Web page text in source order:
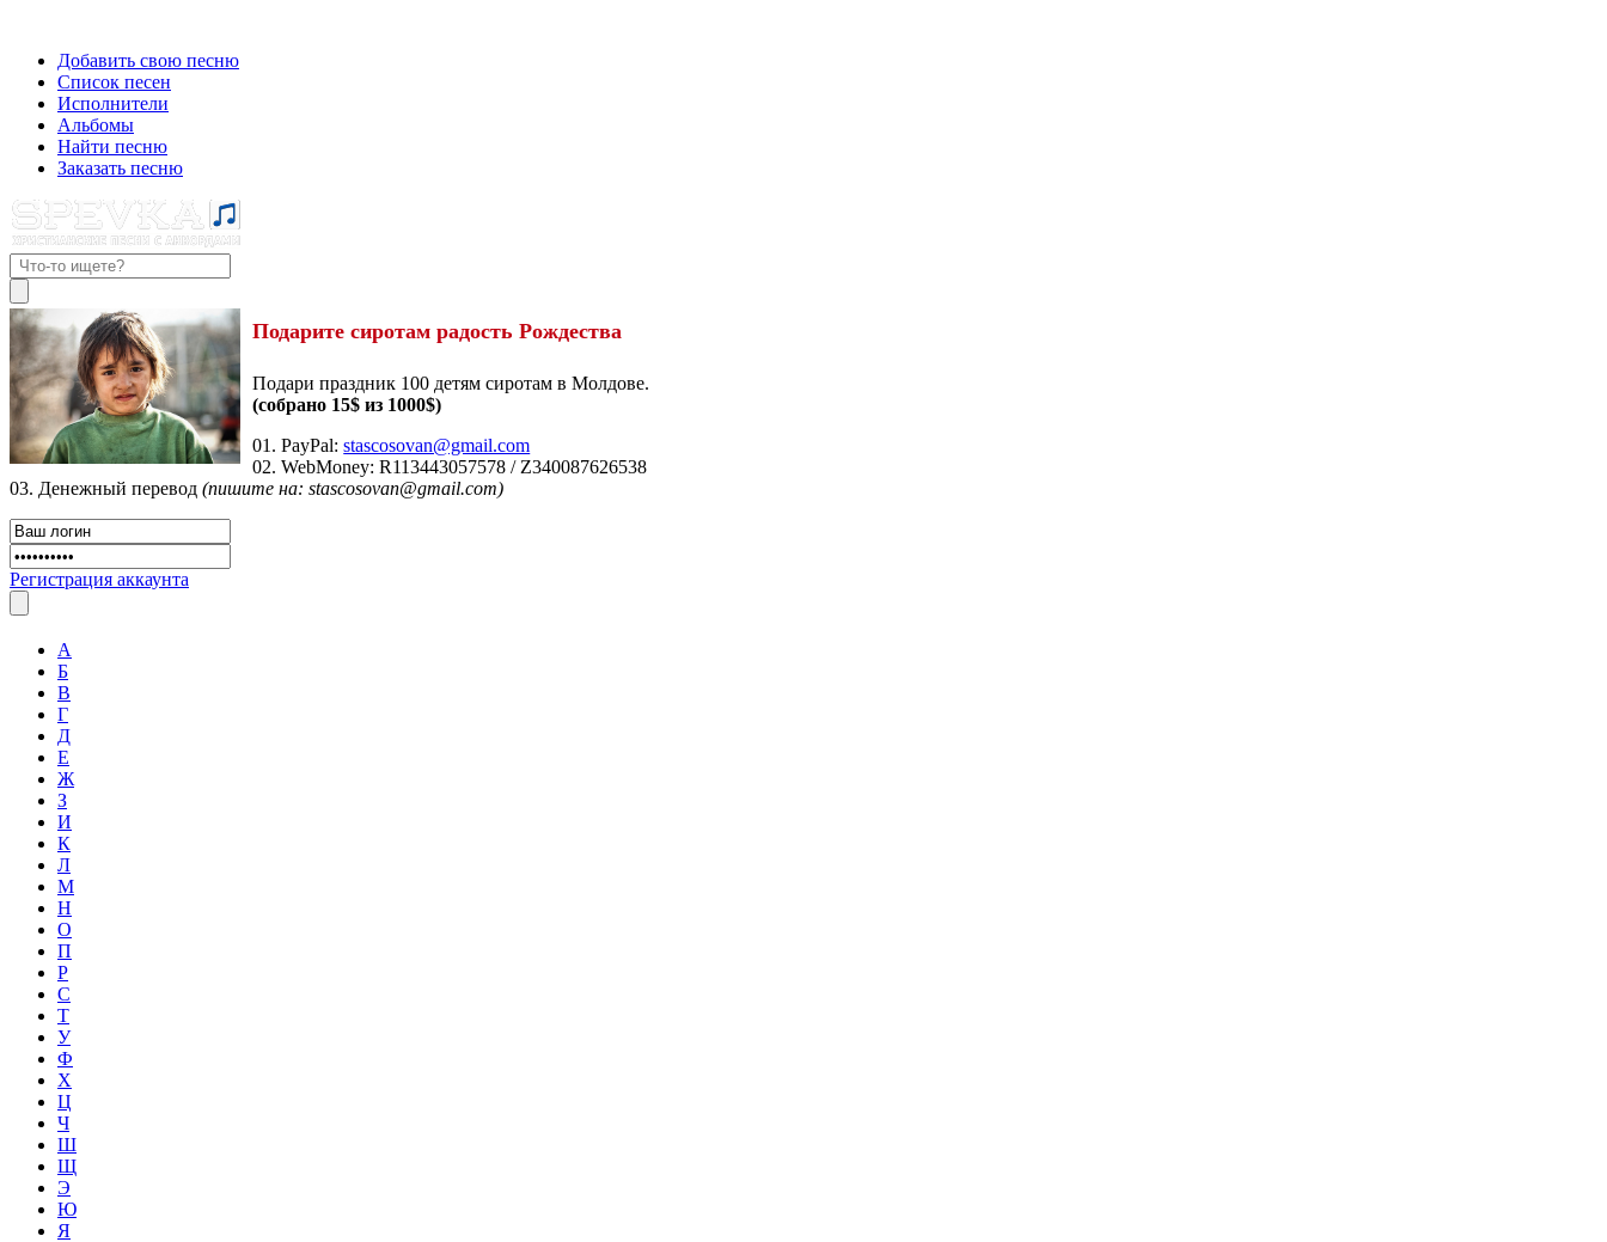
Добавить свою песню
Список песен
Исполнители
Альбомы
Найти песню
Заказать песню
Подарите сиротам радость Рождества
Подари праздник 100 детям сиротам в Молдове.
(собрано 15$ из 1000$)
01. PayPal:stascosovan@gmail.com
02. WebMoney:R113443057578 / Z340087626538
03. Денежный перевод (пишите на: stascosovan@gmail.com)
Регистрация аккаунта
А
Б
В
Г
Д
Е
Ж
З
И
К
Л
М
Н
О
П
Р
С
Т
У
Ф
Х
Ц
Ч
Ш
Щ
Э
Ю
Я